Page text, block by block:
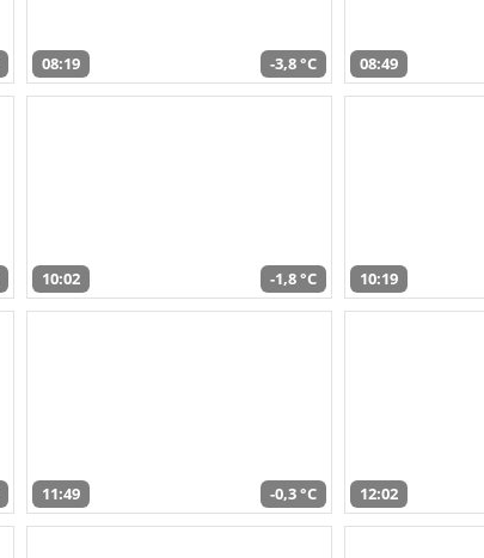
08:19 -3,8 °C 08:49
10:02 -1,8 °C 10:19
11:49 -0,3 °C 12:02